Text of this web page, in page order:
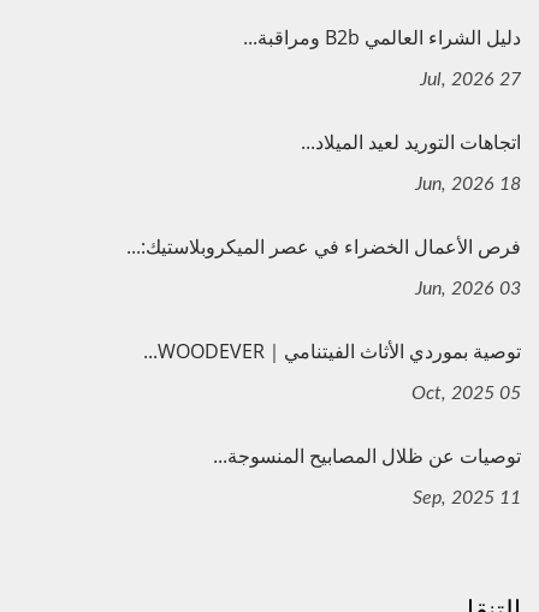
دليل الشراء العالمي B2b ومراقبة...
27 Jul, 2026
اتجاهات التوريد لعيد الميلاد...
18 Jun, 2026
فرص الأعمال الخضراء في عصر الميكروبلاستيك:...
03 Jun, 2026
توصية بموردي الأثاث الفيتنامي｜WOODEVER...
05 Oct, 2025
توصيات عن ظلال المصابيح المنسوجة...
11 Sep, 2025